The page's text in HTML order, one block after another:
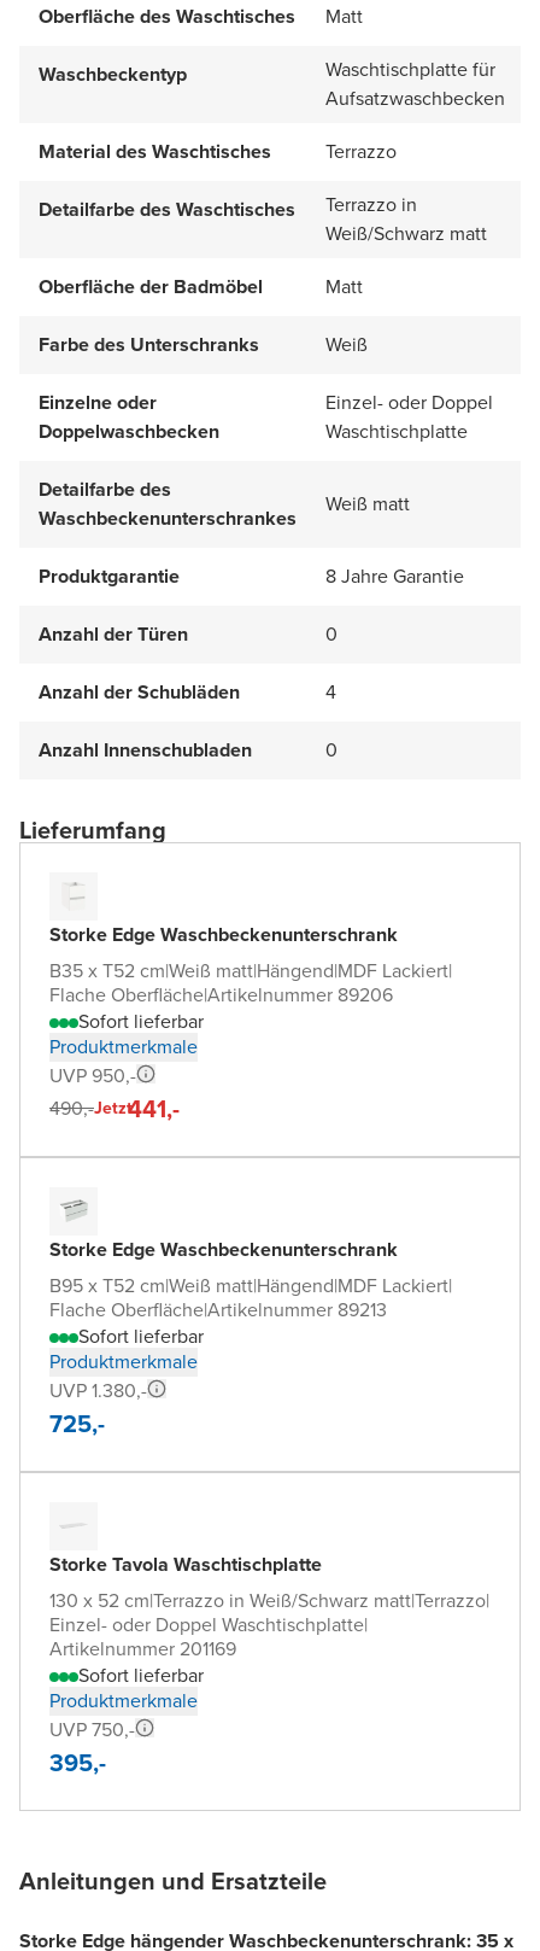
Oberfläche des Waschtisches Matt
Waschbeckentyp
Waschtischplatte für
Aufsatzwaschbecken
Material des Waschtisches
Terrazzo
Detailfarbe des Waschtisches
Terrazzo in
Weiß/Schwarz matt
Oberfläche der Badmöbel
Matt
Farbe des Unterschranks Weiß
Einzelne oder
Doppelwaschbecken
Einzel- oder Doppel
Waschtischplatte
Detailfarbe des
Waschbeckenunterschrankes
Weiß matt
Produktgarantie 8 Jahre Garantie
Anzahl der Türen 0
Anzahl der Schubläden 4
Anzahl Innenschubladen 0
Lieferumfang
Storke Edge Waschbeckenunterschrank
B35 x T52 cm|Weiß matt|Hängend|MDF Lackiert|
Flache Oberfläche|Artikelnummer 89206
Sofort lieferbar
Produktmerkmale
UVP 950,-
490,-Jetzt441,-
Storke Edge Waschbeckenunterschrank
B95 x T52 cm|Weiß matt|Hängend|MDF Lackiert|
Flache Oberfläche|Artikelnummer 89213
Sofort lieferbar
Produktmerkmale
UVP 1.380,-
725,-
Storke Tavola Waschtischplatte
130 x 52 cm|Terrazzo in Weiß/Schwarz matt|Terrazzo|
Einzel- oder Doppel Waschtischplatte|
Artikelnummer 201169
Sofort lieferbar
Produktmerkmale
UVP 750,-
395,-
Anleitungen und Ersatzteile
Storke Edge hängender Waschbeckenunterschrank: 35 x